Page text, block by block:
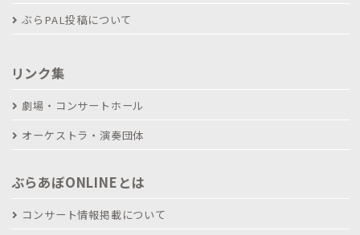
ぶらPAL投稿について
リンク集
劇場・コンサートホール
オーケストラ・演奏団体
ぶらあぼONLINEとは
コンサート情報掲載について